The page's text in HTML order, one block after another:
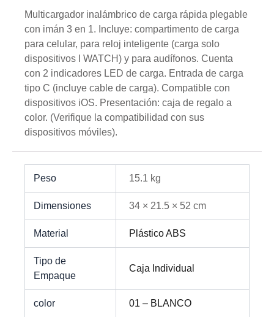
Multicargador inalámbrico de carga rápida plegable
con imán 3 en 1. Incluye: compartimento de carga
para celular, para reloj inteligente (carga solo
dispositivos I WATCH) y para audífonos. Cuenta
con 2 indicadores LED de carga. Entrada de carga
tipo C (incluye cable de carga). Compatible con
dispositivos iOS. Presentación: caja de regalo a
color. (Verifique la compatibilidad con sus
dispositivos móviles).
Peso 15.1 kg
Dimensiones 34 × 21.5 × 52 cm
Material Plástico ABS
Tipo de
Empaque
Caja Individual
color 01 – BLANCO